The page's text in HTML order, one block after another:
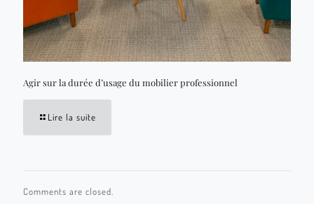
Agir sur la durée d’usage du mobilier professionnel
Lire la suite
Comments are closed.